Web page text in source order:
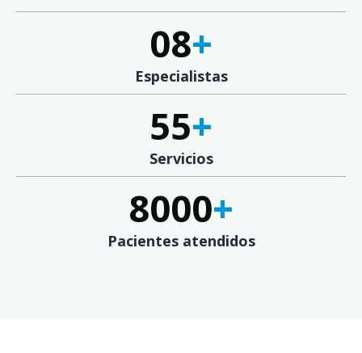
08+
Especialistas
55+
Servicios
8000+
Pacientes atendidos